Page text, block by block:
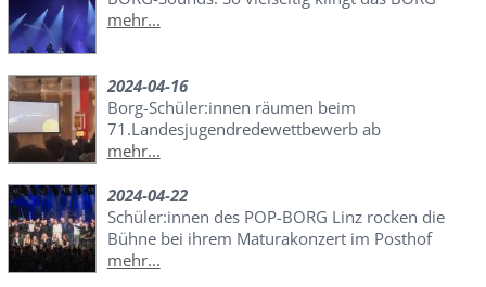
mehr...
2024-04-16
Borg-Schüler:innen räumen beim
71.Landesjugendredewettbewerb ab
mehr...
2024-04-22
Schüler:innen des POP-BORG Linz rocken die
Bühne bei ihrem Maturakonzert im Posthof
mehr...